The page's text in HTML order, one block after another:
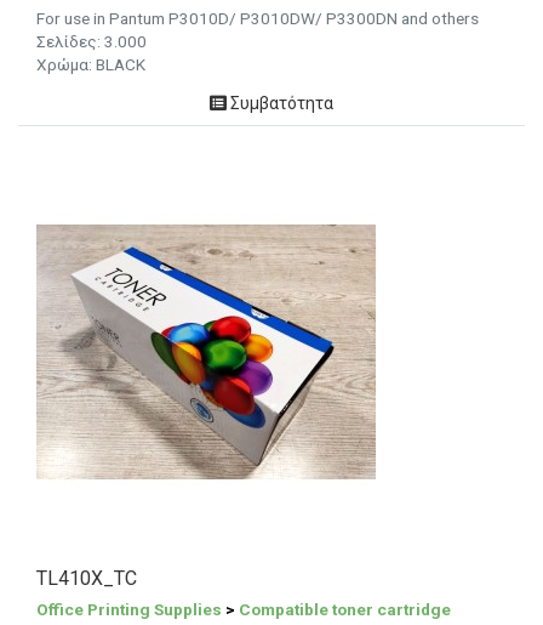
For use in Pantum P3010D/ P3010DW/ P3300DN and others
Σελίδες: 3.000
Χρώμα: BLACK
Συμβατότητα
TL410X_TC
Office Printing Supplies > Compatible toner cartridge